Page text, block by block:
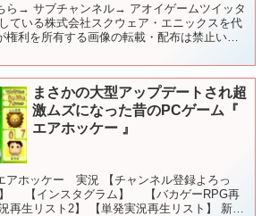
ら→ サブチャンネル→ アオイゲームツイッタ
ている株式会社スクウェア・エニックスを代
利を所有する画像の転載・配布は禁止いた
まさかの大型アップデートされ超
激ムズになった昔のPCゲーム『
エアホッケー 』
ホッケー 実況 【チャンネル登録よろっ
【インスタグラム】 【バカゲーRPG再
再生リスト2】 【単発実況再生リスト】 新作